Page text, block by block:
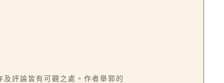
評論皆有可觀之處。作者舉郭的